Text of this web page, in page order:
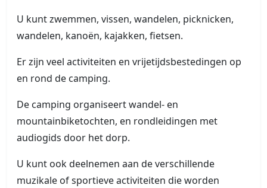
U kunt zwemmen, vissen, wandelen, picknicken,
wandelen, kanoën, kajakken, fietsen.
Er zijn veel activiteiten en vrijetijdsbestedingen op
en rond de camping.
De camping organiseert wandel- en
mountainbiketochten, en rondleidingen met
audiogids door het dorp.
U kunt ook deelnemen aan de verschillende
muzikale of sportieve activiteiten die worden